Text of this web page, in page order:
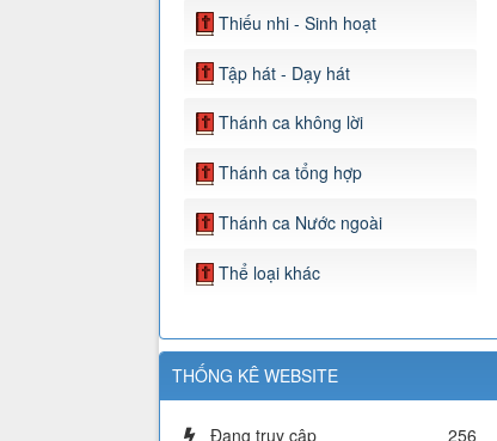
Thiếu nhi - Sinh hoạt
Tập hát - Dạy hát
Thánh ca không lời
Thánh ca tổng hợp
Thánh ca Nước ngoài
Thể loại khác
THỐNG KÊ WEBSITE
Đang truy cập
256